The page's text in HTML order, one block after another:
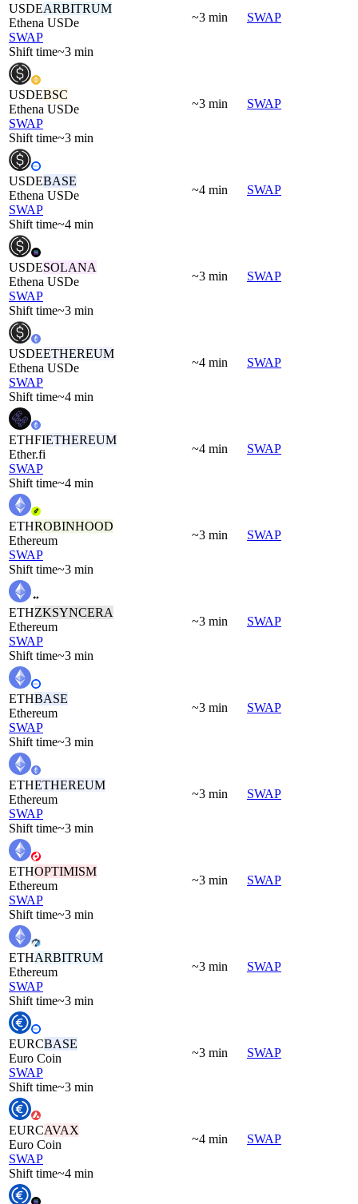
USDEARBITRUM
Ethena USDe
SWAP
Shift time~3 min
~3 min SWAP
USDEBSC
Ethena USDe
SWAP
Shift time~3 min
~3 min SWAP
USDEBASE
Ethena USDe
SWAP
Shift time~4 min
~4 min SWAP
USDESOLANA
Ethena USDe
SWAP
Shift time~3 min
~3 min SWAP
USDEETHEREUM
Ethena USDe
SWAP
Shift time~4 min
~4 min SWAP
ETHFIETHEREUM
Ether.fi
SWAP
Shift time~4 min
~4 min SWAP
ETHROBINHOOD
Ethereum
SWAP
Shift time~3 min
~3 min SWAP
ETHZKSYNCERA
Ethereum
SWAP
Shift time~3 min
~3 min SWAP
ETHBASE
Ethereum
SWAP
Shift time~3 min
~3 min SWAP
ETHETHEREUM
Ethereum
SWAP
Shift time~3 min
~3 min SWAP
ETHOPTIMISM
Ethereum
SWAP
Shift time~3 min
~3 min SWAP
ETHARBITRUM
Ethereum
SWAP
Shift time~3 min
~3 min SWAP
EURCBASE
Euro Coin
SWAP
Shift time~3 min
~3 min SWAP
EURCAVAX
Euro Coin
SWAP
Shift time~4 min
~4 min SWAP